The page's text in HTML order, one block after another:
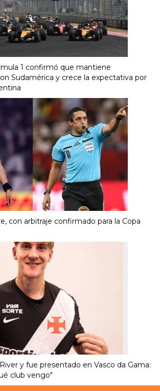
1 confirmó que mantiene
Sudamérica y crece la expectativa por
con arbitraje confirmado para la Copa
y fue presentado en Vasco da Gama:
club vengo"